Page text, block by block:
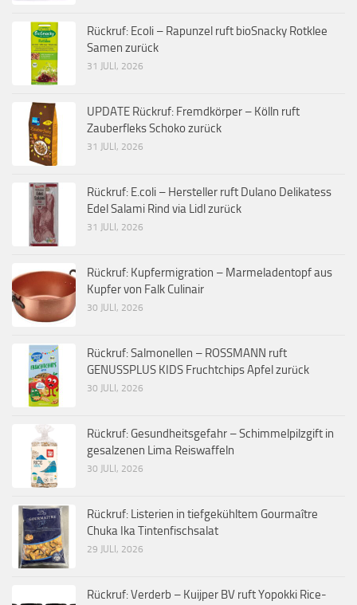
Rückruf: Ecoli – Rapunzel ruft bioSnacky Rotklee
Samen zurück
31 JULI, 2026
UPDATE Rückruf: Fremdkörper – Kölln ruft
Zauberfleks Schoko zurück
31 JULI, 2026
Rückruf: E.coli – Hersteller ruft Dulano Delikatess
Edel Salami Rind via Lidl zurück
31 JULI, 2026
Rückruf: Kupfermigration – Marmeladentopf aus
Kupfer von Falk Culinair
30 JULI, 2026
Rückruf: Salmonellen – ROSSMANN ruft
GENUSSPLUS KIDS Fruchtchips Apfel zurück
30 JULI, 2026
Rückruf: Gesundheitsgefahr – Schimmelpilzgift in
gesalzenen Lima Reiswaffeln
30 JULI, 2026
Rückruf: Listerien in tiefgekühltem Gourmaître
Chuka Ika Tintenfischsalat
29 JULI, 2026
Rückruf: Verderb – Kuijper BV ruft Yopokki Rice-